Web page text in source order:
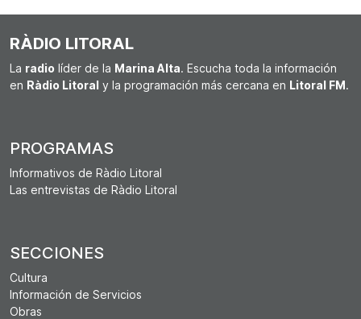
RÀDIO LITORAL
La radio líder de la Marina Alta. Escucha toda la información
en Ràdio Litoral y la programación más cercana en Litoral FM.
PROGRAMAS
Informativos de Ràdio Litoral
Las entrevistas de Ràdio Litoral
SECCIONES
Cultura
Información de Servicios
Obras